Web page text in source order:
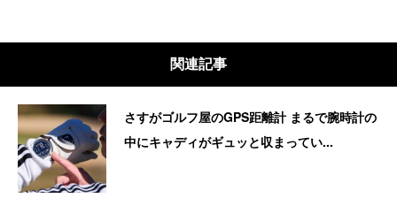
関連記事
さすがゴルフ屋のGPS距離計 まるで腕時計の
中にキャディがギュッと収まってい...